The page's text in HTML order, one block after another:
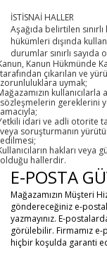
İSTİSNAİ HALLER
Aşağıda belirtilen
hükümleri dışında
durumlar sınırlı sayıda
Kanun Hükmünde
tarafından çıkarılan ve
zorunluluklara uymak;
sözleşmelerin gereklerini
amacıyla;
idari ve adli otorite
veya soruşturmanın
edilmesi;
hakları
olduğu hallerdir.
E-POSTA
Mağazamızın Müşteri
göndereceğiniz e-
yazmayınız. E-
görülebilir. Firmamız e-
hiçbir koşulda garanti